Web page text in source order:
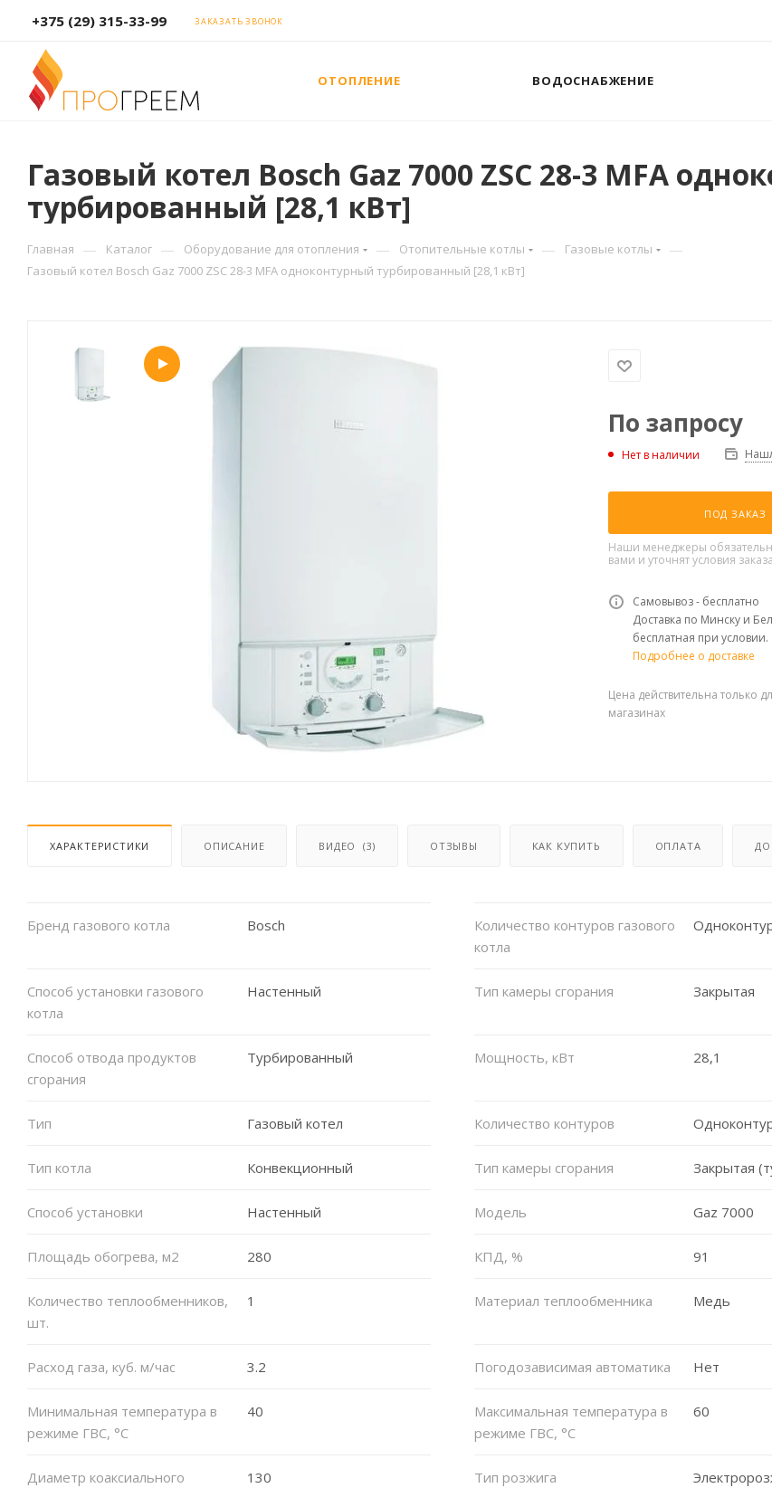
+375 (29) 315-33-99 ЗАКАЗАТЬ ЗВОНОК
ОТОПЛЕНИЕ ВОДОСНАБЖЕНИЕ
Газовый котел Bosch Gaz 7000 ZSC 28-3 MFA
турбированный [28,1 кВт]
Главная — Каталог — Оборудование для отопления — Отопительные котлы — Газовые котлы —
Газовый котел Bosch Gaz 7000 ZSC 28-3 MFA одноконтурный турбированный [28,1 кВт]
По запросу
Нет в наличии
ПОД ЗАКАЗ
Наши менеджеры
вами и уточнят условия заказа
Самовывоз - бесплатно
Доставка по Минску и
бесплатная при условии.
Подробнее о доставке
Цена действительна только
магазинах
ХАРАКТЕРИСТИКИ ОПИСАНИЕ ВИДЕО (3) ОТЗЫВЫ КАК КУПИТЬ ОПЛАТА
Бренд газового котла Bosch
Количество контуров газового
котла
Способ установки газового
котла
Настенный Тип камеры сгорания Закрытая
Способ отвода продуктов
сгорания
Турбированный Мощность, кВт 28,1
Тип Газовый котел Количество контуров
Тип котла Конвекционный Тип камеры сгорания Закрытая
Способ установки Настенный Модель Gaz 7000
Площадь обогрева, м2 280 КПД, % 91
Количество теплообменников,
шт.
1 Материал теплообменника Медь
Расход газа, куб. м/час 3.2 Погодозависимая автоматика Нет
Минимальная температура в
режиме ГВС, °C
40
Максимальная температура в
режиме ГВС, °C
60
Диаметр коаксиального
130 Тип розжига